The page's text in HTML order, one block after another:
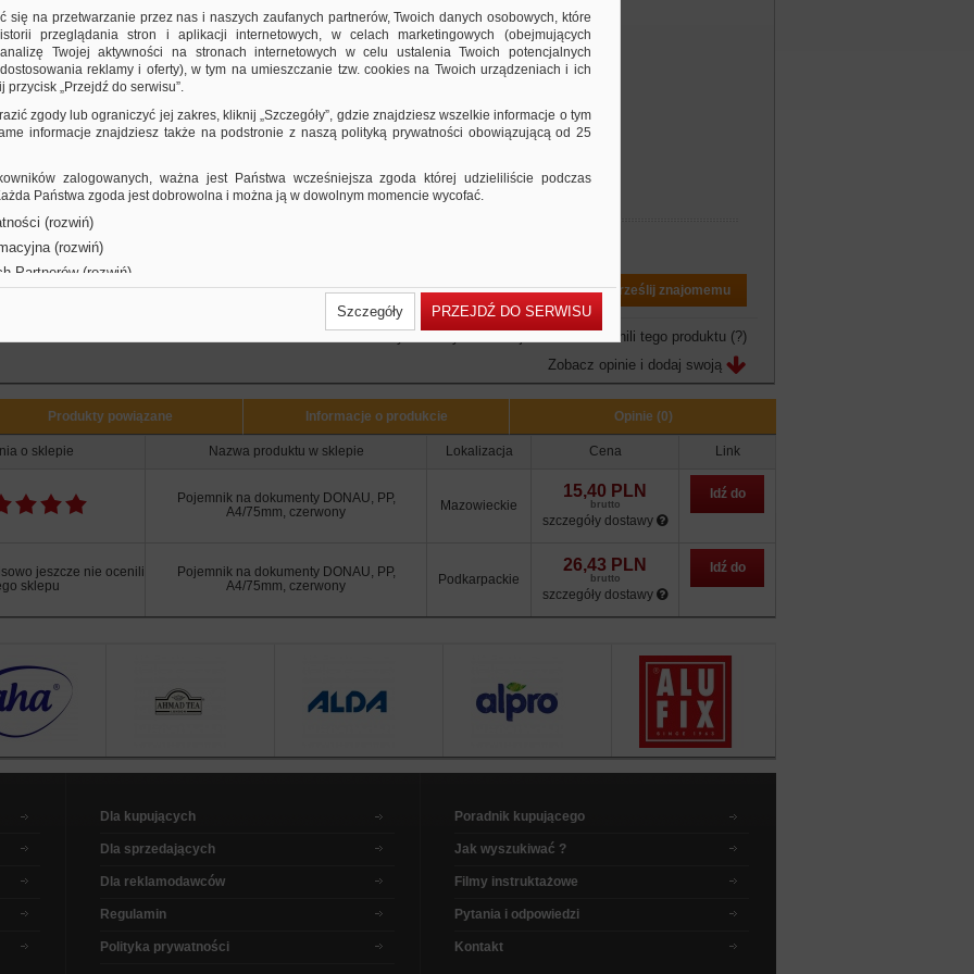
grzbietu: 75mm
do 750 kartek o gramaturze 80gsm
jakością segregatorom - po ustawieniu na półce, nie do
od klasycznych segregatorów
wycięcie na palec do wygodnego wkładania / zdejmowania pojemnika
wymienną etykietę grzbietową
czerwony
wersje produktu
Drukuj PDF Prześlij znajomemu
Użytkownicy Ofisowo jeszcze nie ocenili tego produktu (?)
Zobacz opinie i dodaj swoją
Produkty powiązane Informacje o produkcie Opinie (0)
o sklepie Nazwa produktu w sklepie Lokalizacja Cena Link
Pojemnik na dokumenty DONAU, PP,
A4/75mm, czerwony
Mazowieckie
15,40 PLN
brutto
szczegóły dostawy
Idź do
jeszcze nie ocenili
sklepu
Pojemnik na dokumenty DONAU, PP,
A4/75mm, czerwony
Podkarpackie
26,43 PLN
brutto
szczegóły dostawy
Idź do
Dla kupujących
Dla sprzedających
Dla reklamodawców
Regulamin
Polityka prywatności
Poradnik kupującego
Jak wyszukiwać ?
Filmy instruktażowe
Pytania i odpowiedzi
Kontakt
się na przetwarzanie przez nas i naszych zaufanych partnerów, Twoich danych osobowych, które
przeglądania stron i aplikacji internetowych, w celach marketingowych (obejmujących
Twojej aktywności na stronach internetowych w celu ustalenia Twoich potencjalnych
reklamy i oferty), w tym na umieszczanie tzw. cookies na Twoich urządzeniach i ich
przycisk „Przejdź do serwisu”.
zgody lub ograniczyć jej zakres, kliknij „Szczegóły”, gdzie znajdziesz wszelkie informacje o tym
informacje znajdziesz także na podstronie z naszą polityką prywatności obowiązującą od 25
zalogowanych, ważna jest Państwa wcześniejsza zgoda której udzieliliście podczas
Państwa zgoda jest dobrowolna i można ją w dowolnym momencie wycofać.
(rozwiń)
(rozwiń)
Partnerów (rozwiń)
Szczegóły PRZEJDŹ DO SERWISU